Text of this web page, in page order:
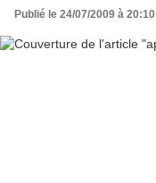
Publié le 24/07/2009 à 20:10